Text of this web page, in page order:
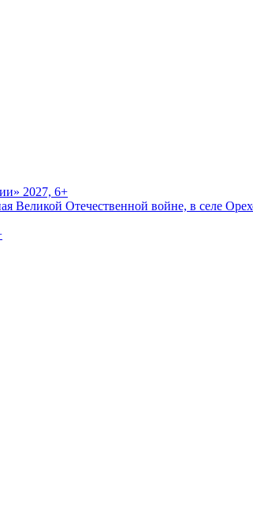
2027, 6+
Великой Отечественной войне, в селе